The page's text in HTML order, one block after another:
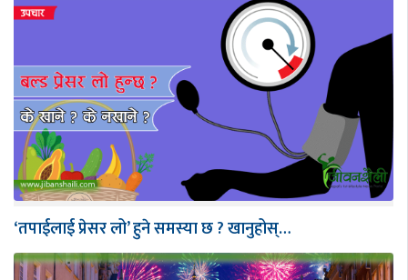
‘तपाईलाई प्रेसर लो’ हुने समस्या छ ? खानुहोस्…